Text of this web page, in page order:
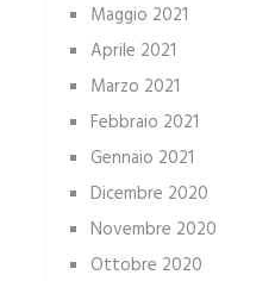
Maggio 2021
Aprile 2021
Marzo 2021
Febbraio 2021
Gennaio 2021
Dicembre 2020
Novembre 2020
Ottobre 2020